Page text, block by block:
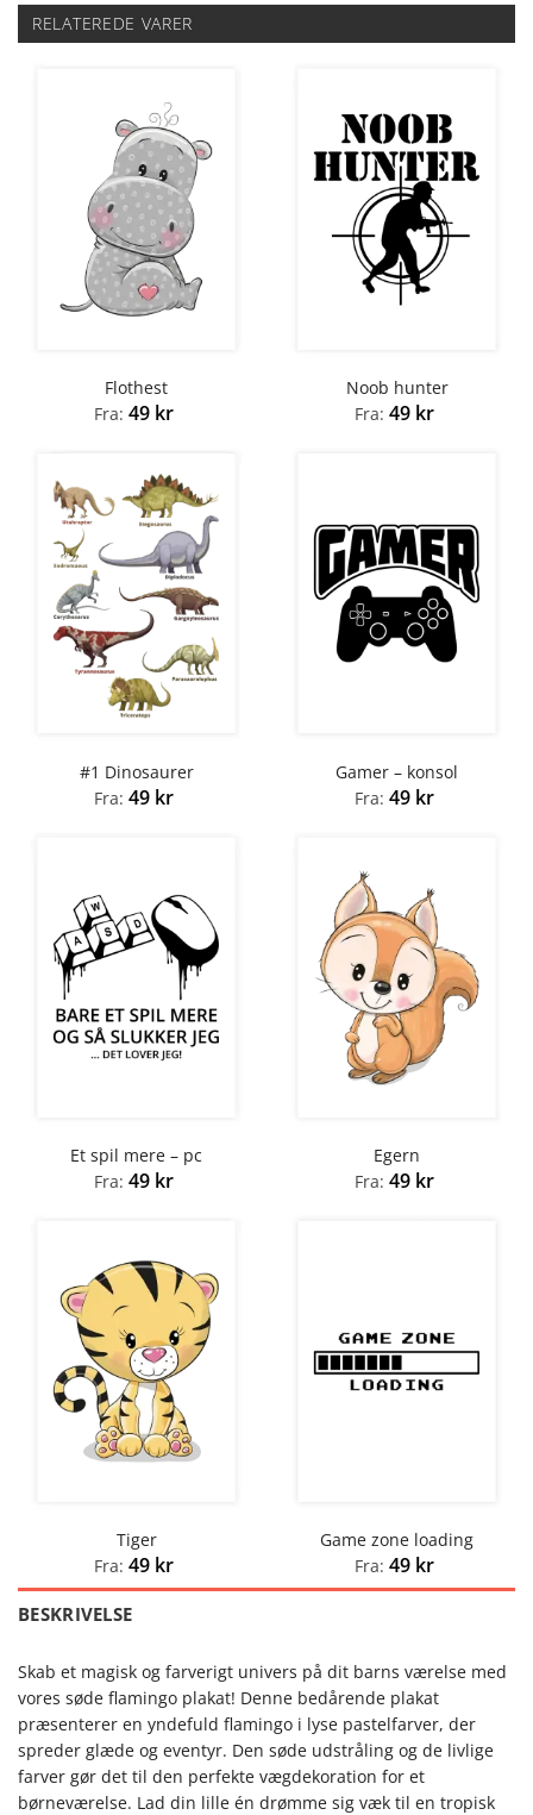
RELATEREDE VARER
Flothest
Fra: 49 kr
Noob hunter
Fra: 49 kr
#1 Dinosaurer
Fra: 49 kr
Gamer – konsol
Fra: 49 kr
Et spil mere – pc
Fra: 49 kr
Egern
Fra: 49 kr
Tiger
Fra: 49 kr
Game zone loading
Fra: 49 kr
BESKRIVELSE
Skab et magisk og farverigt univers på dit barns værelse med
vores søde flamingo plakat! Denne bedårende plakat
præsenterer en yndefuld flamingo i lyse pastelfarver, der
spreder glæde og eventyr. Den søde udstråling og de livlige
farver gør det til den perfekte vægdekoration for et
børneværelse. Lad din lille én drømme sig væk til en tropisk